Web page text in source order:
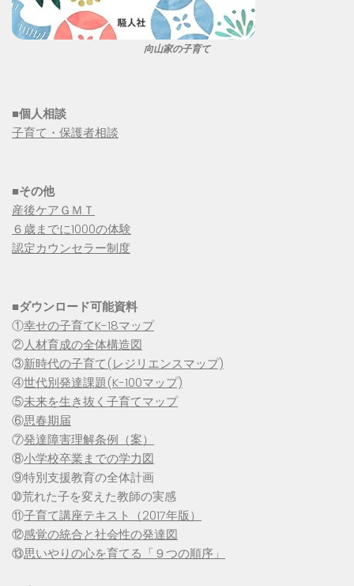
向山家の子育て
■個人相談
子育て・保護者相談
■その他
産後ケアＧＭＴ
６歳までに1000の体験
認定カウンセラー制度
■ダウンロード可能資料
①幸せの子育てK-18マップ
②人材育成の全体構造図
③新時代の子育て(レジリエンスマップ)
④世代別発達課題(K-100マップ)
⑤未来を生き抜く子育てマップ
⑥思春期届
⑦発達障害理解条例（案）
⑧小学校卒業までの学力図
⑨特別支援教育の全体計画
➉荒れた子を変えた教師の実感
⑪子育て講座テキスト（2017年版）
⑫感覚の統合と社会性の発達図
⑬思いやりの心を育てる「９つの順序」